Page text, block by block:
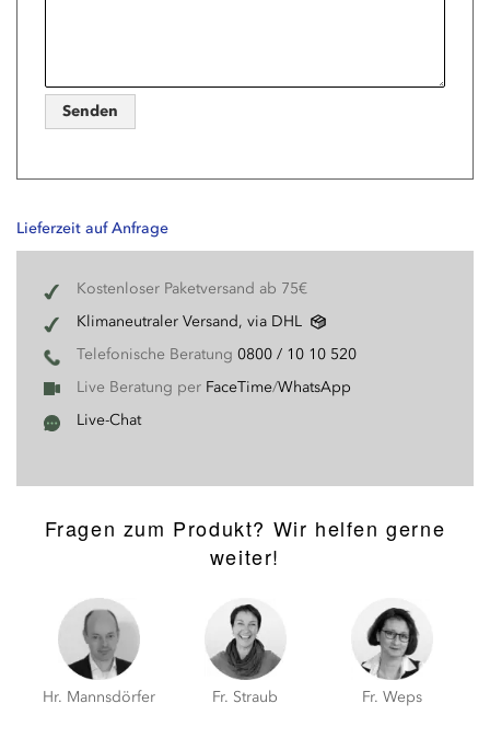
Senden
Lieferzeit auf Anfrage
Kostenloser Paketversand ab 75€
Klimaneutraler Versand, via DHL
Telefonische Beratung 0800 / 10 10 520
Live Beratung per FaceTime/WhatsApp
Live-Chat
Fragen zum Produkt? Wir helfen gerne
weiter!
Hr. Mannsdörfer Fr. Straub Fr. Weps